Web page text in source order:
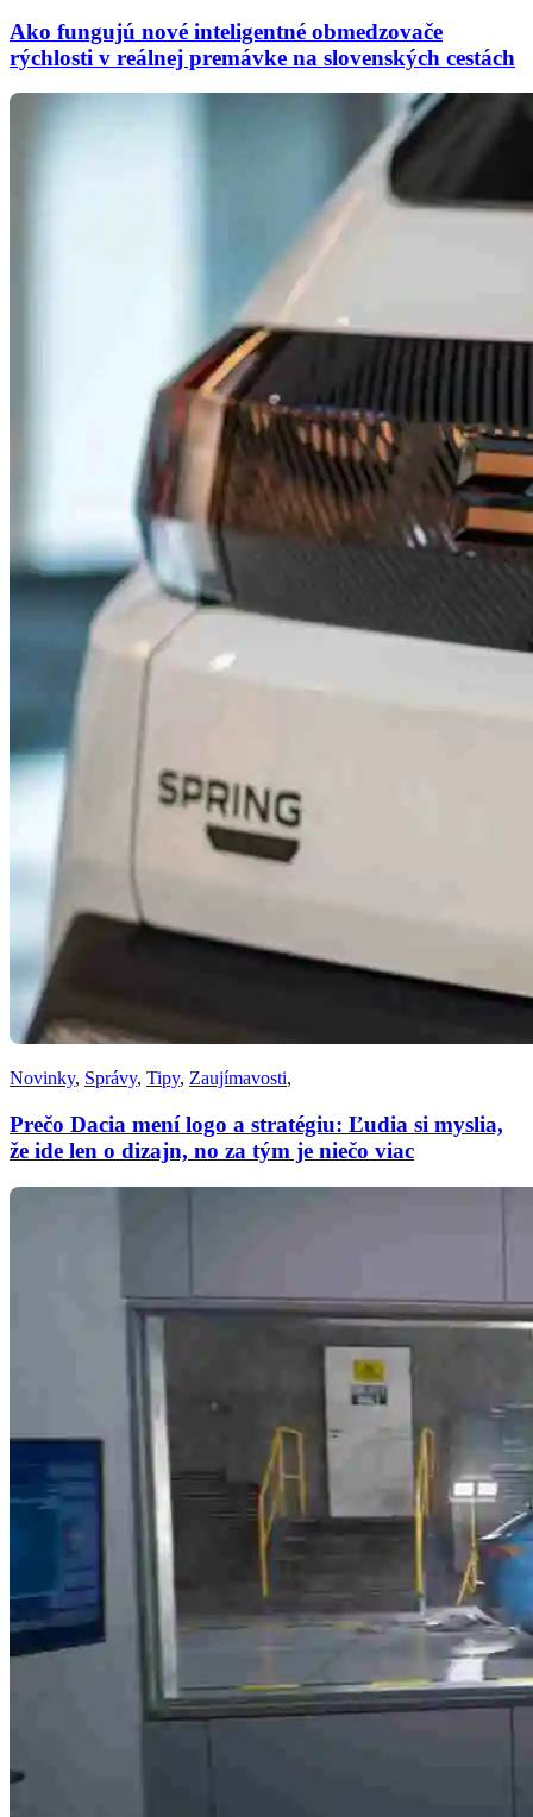
Ako fungujú nové inteligentné obmedzovače
rýchlosti v reálnej premávke na slovenských cestách
Novinky, Správy, Tipy, Zaujímavosti,
Prečo Dacia mení logo a stratégiu: Ľudia si myslia,
že ide len o dizajn, no za tým je niečo viac